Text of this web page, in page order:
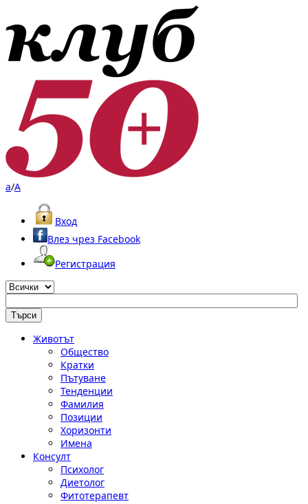
a/A
Вход
Влез чрез Facebook
Регистрация
Животът
Общество
Кратки
Пътуване
Тенденции
Фамилия
Позиции
Хоризонти
Имена
Консулт
Психолог
Диетолог
Фитотерапевт